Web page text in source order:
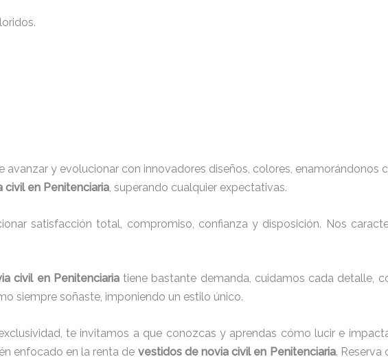
avanzar y evolucionar con innovadores diseños, colores,
civil en Penitenciaria, superando cualquier expectativas.
satisfacción total, compromiso, confianza y disposición. Nos
civil en Penitenciariatiene bastante demanda, cuidamos cada detalle,
siempre soñaste, imponiendo un estilo único.
te invitamos a que conozcas y aprendas cómo lucir e
enfocado en la renta de vestidos de novia civil en Penitenciaria. Reserva